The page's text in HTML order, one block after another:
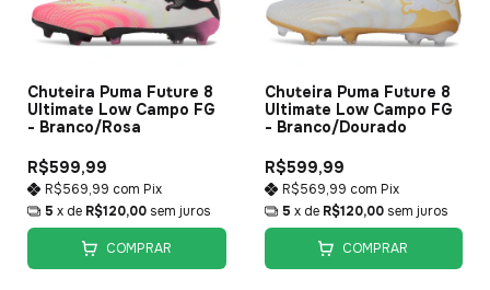
Chuteira Puma Future 8
Ultimate Low Campo FG
- Branco/Rosa
R$599,99
R$569,99 com Pix
5 x de R$120,00 sem juros
COMPRAR
Chuteira Puma Future 8
Ultimate Low Campo FG
- Branco/Dourado
R$599,99
R$569,99 com Pix
5 x de R$120,00 sem juros
COMPRAR